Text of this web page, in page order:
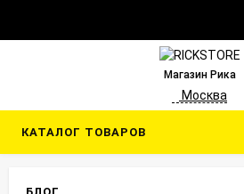
Магазин Рика
Москва
КАТАЛОГ ТОВАРОВ